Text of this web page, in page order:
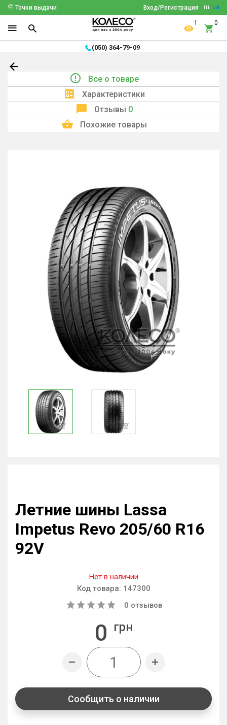
ru ua
Вход/Регистрация
Точки выдачи
1 0
(050) 364-79-09
Все о товаре
Характеристики
Отзывы 0
Похожие товары
Летние шины Lassa
Impetus Revo 205/60 R16
92V
Нет в наличии
Код товара: 147300
0 отзывов
0 грн
Сообщить о наличии